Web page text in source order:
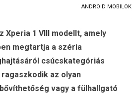
ANDROID MOBILOK
Xperia 1 VIII modellt, amely
megtartja a széria
csúcskategóriás
az olyan
vagy a fülhallgató